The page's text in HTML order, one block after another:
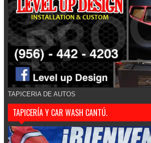
TAPICERIA DE AUTOS
TAPICERÍA Y CAR WASH CANTÚ.